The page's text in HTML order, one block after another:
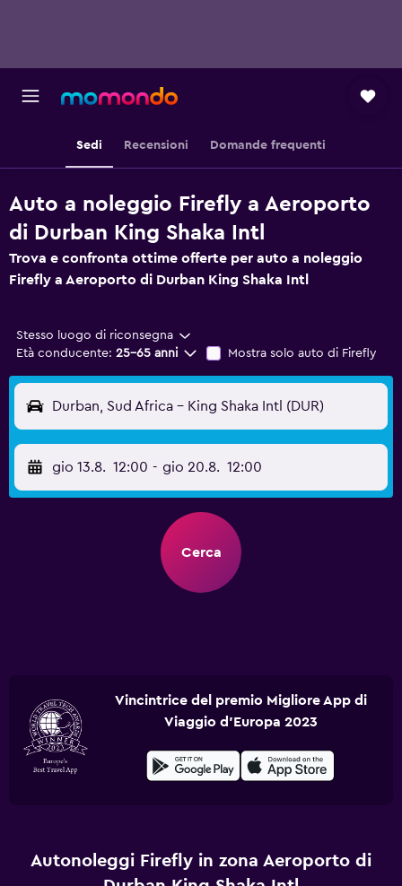
Sedi Recensioni Domande frequenti
Auto a noleggio Firefly a Aeroporto
di Durban King Shaka Intl
Trova e confronta ottime offerte per auto a noleggio
Firefly a Aeroporto di Durban King Shaka Intl
Stesso luogo di riconsegna
Età conducente: 25-65 anni Mostra solo auto di Firefly
Durban, Sud Africa - King Shaka Intl (DUR)
gio 13.8. 12:00 - gio 20.8. 12:00
Cerca
Vincintrice del premio Migliore App di
Viaggio d'Europa 2023
Autonoleggi Firefly in zona Aeroporto di